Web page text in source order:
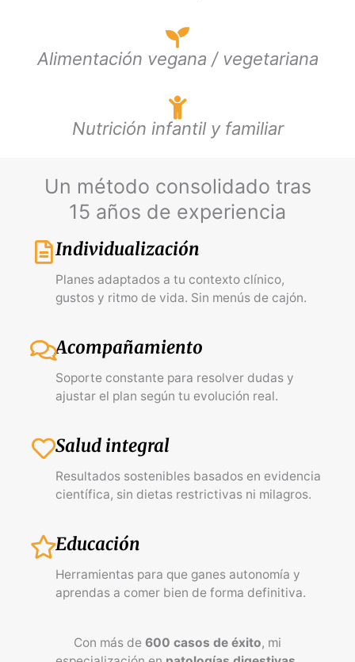
Alimentación vegana / vegetariana
Nutrición infantil y familiar
Un método consolidado tras
15 años de experiencia
Individualización
Planes adaptados a tu contexto clínico,
gustos y ritmo de vida. Sin menús de cajón.
Acompañamiento
Soporte constante para resolver dudas y
ajustar el plan según tu evolución real.
Salud integral
Resultados sostenibles basados en evidencia
científica, sin dietas restrictivas ni milagros.
Educación
Herramientas para que ganes autonomía y
aprendas a comer bien de forma definitiva.
Con más de 600 casos de éxito, mi